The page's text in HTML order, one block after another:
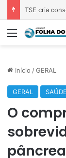
Menu
Início /GERAL
GERAL SAÚDE
O